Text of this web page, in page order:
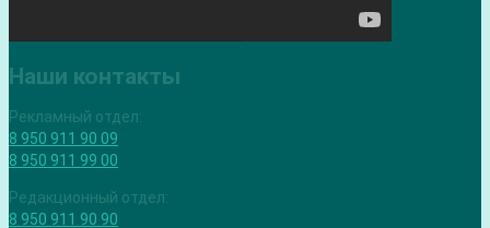
Наши контакты
Рекламный отдел:
8 950 911 90 09
8 950 911 99 00
Редакционный отдел:
8 950 911 90 90